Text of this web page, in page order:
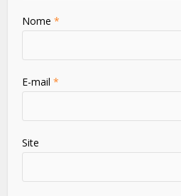
Nome*
E-mail*
Site